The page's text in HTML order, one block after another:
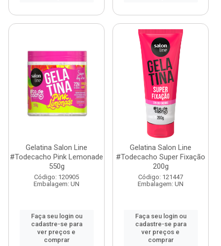
Gelatina Salon Line
#Todecacho Pink Lemonade
550g
Código: 120905
Embalagem: UN
Faça seu login ou
cadastre-se para
ver preços e
comprar
Gelatina Salon Line
#Todecacho Super Fixação
200g
Código: 121447
Embalagem: UN
Faça seu login ou
cadastre-se para
ver preços e
comprar